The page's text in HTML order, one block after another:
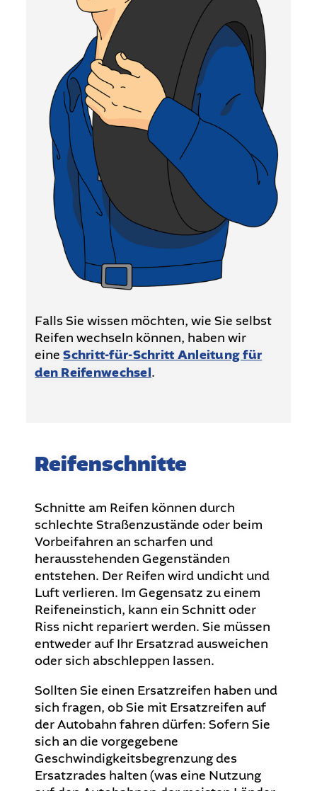
Falls Sie wissen möchten, wie Sie selbst
Reifen wechseln können, haben wir
eineSchritt-für-Schritt Anleitung für
den Reifenwechsel.
Reifenschnitte
Schnitte am Reifen können durch
schlechte Straßenzustände oder beim
Vorbeifahren an scharfen und
herausstehenden Gegenständen
entstehen. Der Reifen wird undicht und
Luft verlieren. Im Gegensatz zu einem
Reifeneinstich, kann ein Schnitt oder
Riss nicht repariert werden. Sie müssen
entweder auf Ihr Ersatzrad ausweichen
oder sich abschleppen lassen.
Sollten Sie einen Ersatzreifen haben und
sich fragen, ob Sie mit Ersatzreifen auf
der Autobahn fahren dürfen: Sofern Sie
sich an die vorgegebene
Geschwindigkeitsbegrenzung des
Ersatzrades halten (was eine Nutzung